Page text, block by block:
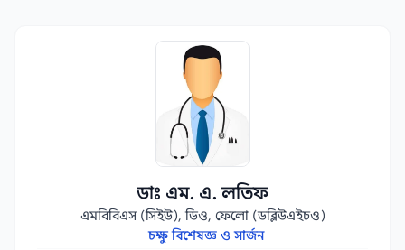
ডাঃ এম. এ. লতিফ
এমবিবিএস (সিইউ), ডিও, ফেলো (ডব্লিউএইচও)
চক্ষু বিশেষজ্ঞ ও সার্জন